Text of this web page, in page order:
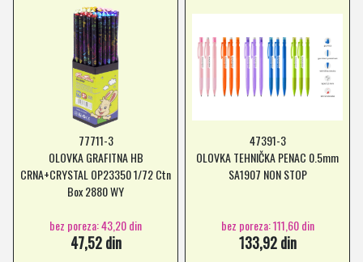
77711-3
OLOVKA GRAFITNA HB
CRNA+CRYSTAL OP23350 1/72 Ctn
Box 2880 WY
bez poreza: 43,20 din
47,52 din
47391-3
OLOVKA TEHNIČKA PENAC 0.5mm
SA1907 NON STOP
bez poreza: 111,60 din
133,92 din